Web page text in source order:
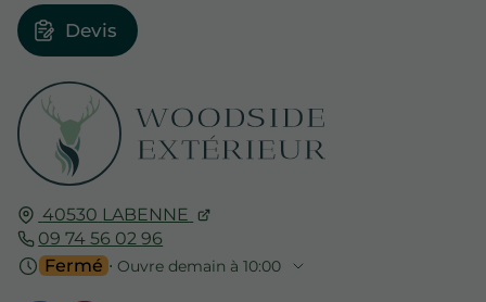
40530 LABENNE
09 74 56 02 96
Fermé ⋅ Ouvre demain à 10:00
Devis